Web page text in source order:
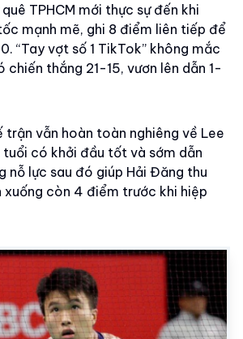
TPHCM mới thực sự đến khi
mạnh mẽ, ghi 8 điểm liên tiếp để
“Tay vợt số 1 TikTok” không mắc
chiến thắng 21-15, vươn lên dẫn 1-
trận vẫn hoàn toàn nghiêng về Lee
có khởi đầu tốt và sớm dẫn
nỗ lực sau đó giúp Hải Đăng thu
xuống còn 4 điểm trước khi hiệp